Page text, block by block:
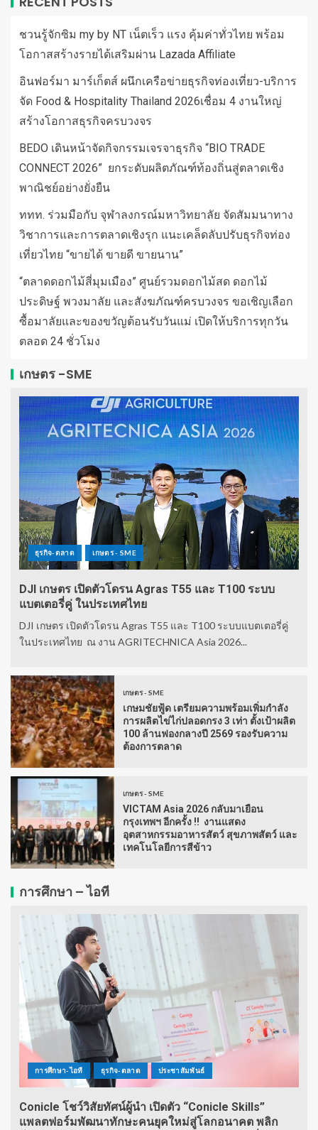
ชวนรู้จักซิม my by NT เน็ตเร็ว แรง คุ้มค่าทั่วไทย พร้อม
โอกาสสร้างรายได้เสริมผ่าน Lazada Affiliate
อินฟอร์มา มาร์เก็ตส์ ผนึกเครือข่ายธุรกิจท่องเที่ยว-บริการ
จัด Food & Hospitality Thailand 2026เชื่อม 4 งานใหญ่
สร้างโอกาสธุรกิจครบวงจร
BEDO เดินหน้าจัดกิจกรรมเจรจาธุรกิจ “BIO TRADE
CONNECT 2026” ยกระดับผลิตภัณฑ์ท้องถิ่นสู่ตลาดเชิง
พาณิชย์อย่างยั่งยืน
ททท. ร่วมมือกับ จุฬาลงกรณ์มหาวิทยาลัย จัดสัมมนาทาง
วิชาการและการตลาดเชิงรุก แนะเคล็ดลับปรับธุรกิจท่อง
เที่ยวไทย “ขายได้ ขายดี ขายนาน”
“ตลาดดอกไม้สี่มุมเมือง” ศูนย์รวมดอกไม้สด ดอกไม้
ประดิษฐ์ พวงมาลัย และสังฆภัณฑ์ครบวงจร ขอเชิญเลือก
ซื้อมาลัยและของขวัญต้อนรับวันแม่ เปิดให้บริการทุกวัน
ตลอด 24 ชั่วโมง
เกษตร -SME
ธุรกิจ-ตลาด เกษตร - SME
DJI เกษตร เปิดตัวโดรน Agras T55 และ T100 ระบบ
แบตเตอรี่คู่ ในประเทศไทย
DJI เกษตร เปิดตัวโดรน Agras T55 และ T100 ระบบแบตเตอรี่คู่
ในประเทศไทย ณ งาน AGRITECHNICA Asia 2026...
เกษตร - SME
เกษมชัยฟู้ด เตรียมความพร้อมเพิ่มกำลัง
การผลิตไข่ไก่ปลอดกรง 3 เท่า ตั้งเป้าผลิต
100 ล้านฟองกลางปี 2569 รองรับความ
ต้องการตลาด
เกษตร - SME
VICTAM Asia 2026 กลับมาเยือน
กรุงเทพฯ อีกครั้ง !! งานแสดง
อุตสาหกรรมอาหารสัตว์ สุขภาพสัตว์ และ
เทคโนโลยีการสีข้าว
การศึกษา – ไอที
การศึกษา-ไอที ธุรกิจ-ตลาด ประชาสัมพันธ์
Conicle โชว์วิสัยทัศน์ผู้นำ เปิดตัว “Conicle Skills”
แพลตฟอร์มพัฒนาทักษะคนยุคใหม่สู่โลกอนาคต พลิก